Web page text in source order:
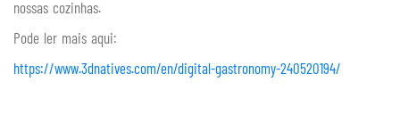
nossas cozinhas.
Pode ler mais aqui:
https://www.3dnatives.com/en/digital-gastronomy-240520194/